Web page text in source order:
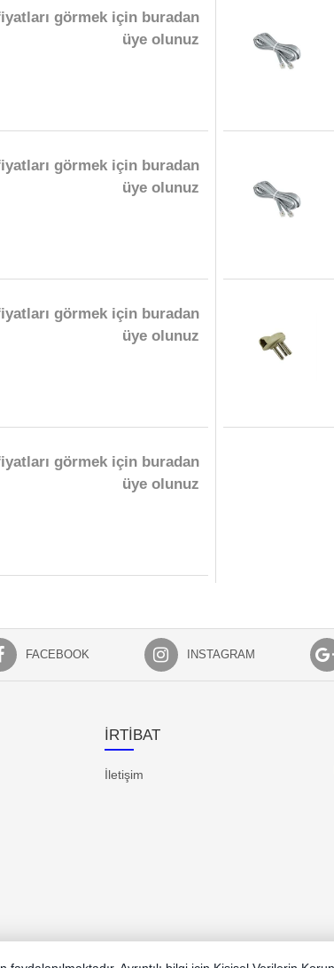
görmek için buradan
üye olunuz
görmek için buradan
üye olunuz
görmek için buradan
üye olunuz
görmek için buradan
üye olunuz
FACEBOOK INSTAGRAM
İRTİBAT
İletişim